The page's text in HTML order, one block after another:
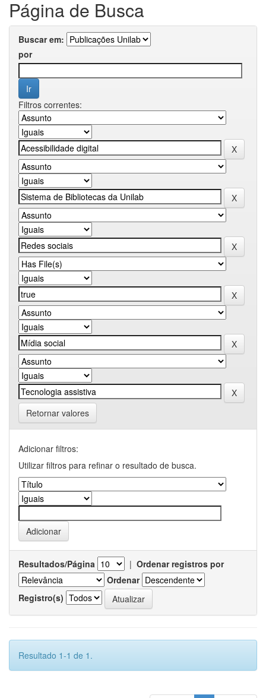
Página de Busca
Buscar em:
por
Filtros correntes:
Retornar valores
Adicionar filtros:
Utilizar filtros para refinar o resultado de busca.
Resultados/Página | Ordenar registros por
Ordenar
Registro(s)
Resultado 1-1 de 1.